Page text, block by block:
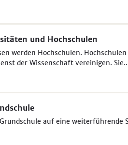
und Hochschulen
werden Hochschulen.
der Wissenschaft vereinigen.
auf eine weiterführende